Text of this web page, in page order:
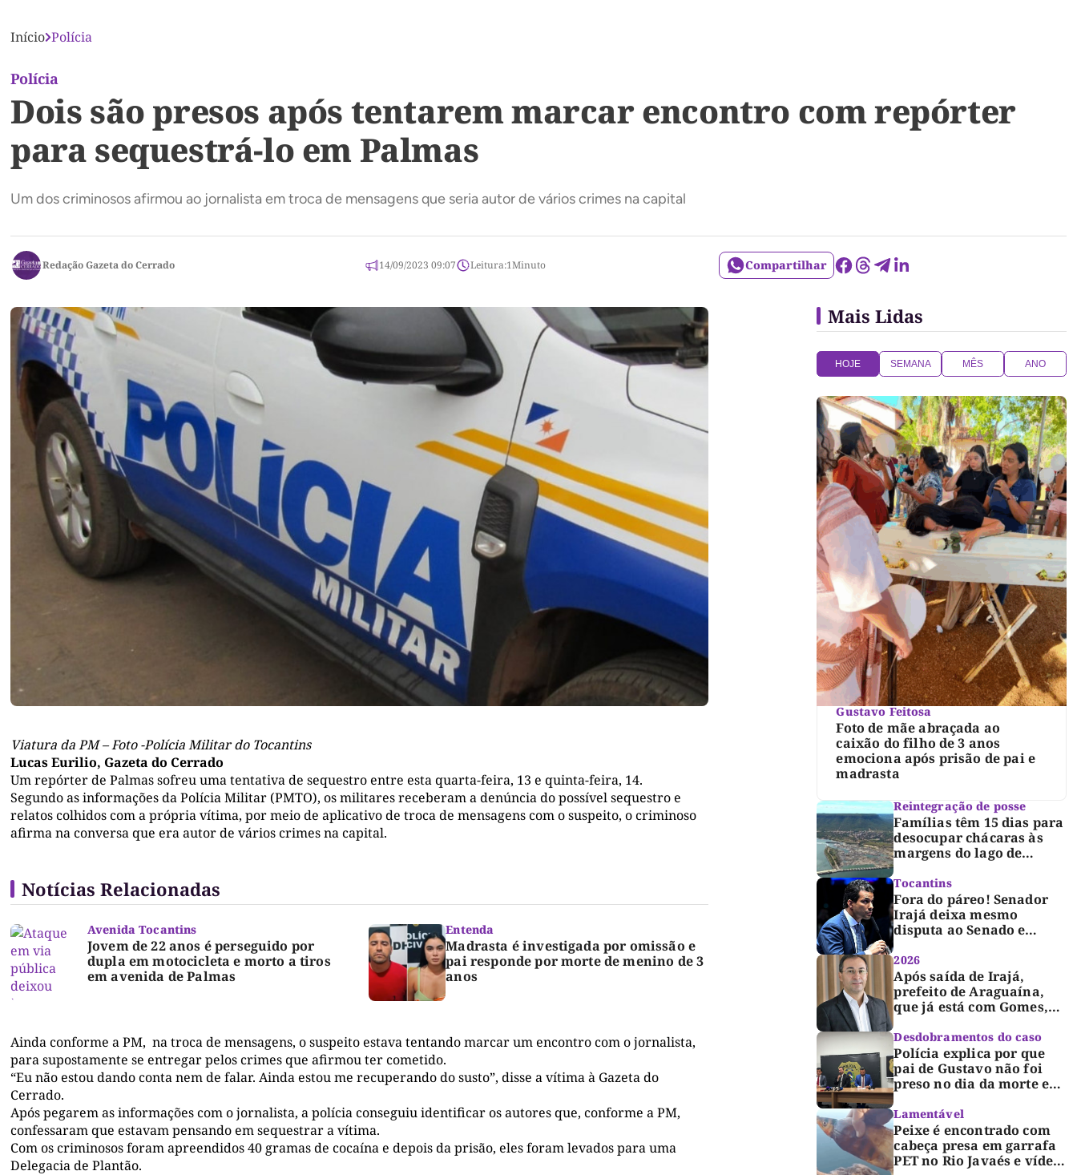
Início Polícia
Polícia
Dois são presos após tentarem marcar encontro com repórter
para sequestrá-lo em Palmas
Um dos criminosos afirmou ao jornalista em troca de mensagens que seria autor de vários crimes na capital
Redação Gazeta do Cerrado 14/09/2023 09:07 Leitura:1Minuto Compartilhar
Viatura da PM – Foto -Polícia Militar do Tocantins
Lucas Eurilio, Gazeta do Cerrado
Um repórter de Palmas sofreu uma tentativa de sequestro entre esta quarta-feira, 13 e quinta-feira, 14.
Segundo as informações da Polícia Militar (PMTO), os militares receberam a denúncia do possível sequestro e
relatos colhidos com a própria vítima, por meio de aplicativo de troca de mensagens com o suspeito, o criminoso
afirma na conversa que era autor de vários crimes na capital.
Notícias Relacionadas
Avenida Tocantins
Jovem de 22 anos é perseguido por
dupla em motocicleta e morto a tiros
em avenida de Palmas
Entenda
Madrasta é investigada por omissão e
pai responde por morte de menino de 3
anos
Ainda conforme a PM, na troca de mensagens, o suspeito estava tentando marcar um encontro com o jornalista,
para supostamente se entregar pelos crimes que afirmou ter cometido.
“Eu não estou dando conta nem de falar. Ainda estou me recuperando do susto”, disse a vítima à Gazeta do
Cerrado.
Após pegarem as informações com o jornalista, a polícia conseguiu identificar os autores que, conforme a PM,
confessaram que estavam pensando em sequestrar a vítima.
Com os criminosos foram apreendidos 40 gramas de cocaína e depois da prisão, eles foram levados para uma
Delegacia de Plantão.
Mais Lidas
HOJE SEMANA MÊS ANO
Gustavo Feitosa
Foto de mãe abraçada ao
caixão do filho de 3 anos
emociona após prisão de pai e
madrasta
Reintegração de posse
Famílias têm 15 dias para
desocupar chácaras às
margens do lago de
Justiça
Tocantins
Fora do páreo! Senador
Irajá deixa mesmo
disputa ao Senado e
processo de cabeça
erguida, com gratidão e
respeito”
2026
Após saída de Irajá,
prefeito de Araguaína,
que já está com Gomes,
campanha de Dimas e
fará anúncio oficial
Desdobramentos do caso
Polícia explica por que
pai de Gustavo não foi
preso no dia da morte e
investigação
Lamentável
Peixe é encontrado com
cabeça presa em garrafa
PET no Rio Javaés e vídeo